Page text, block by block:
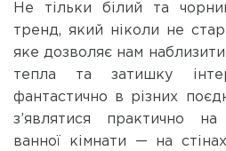
Не тільки білий та
тренд, який ніколи не
яке дозволяє нам
тепла та затишку
фантастично в різних
з’являтися практично на
ванної кімнати — на